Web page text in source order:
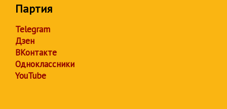
Партия
Telegram
Дзен
ВКонтакте
Одноклассники
YouTube